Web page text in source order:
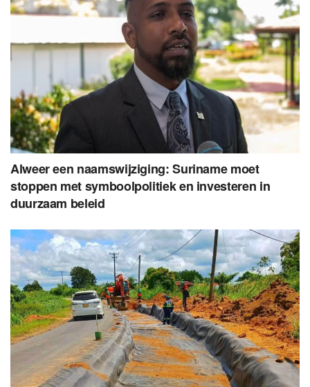
Alweer een naamswijziging: Suriname moet
stoppen met symboolpolitiek en investeren in
duurzaam beleid